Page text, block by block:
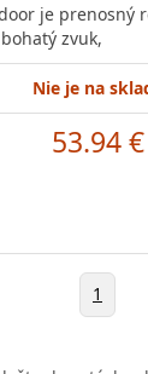
je prenosný
zvuk,
Nie je na
53.94 €
1